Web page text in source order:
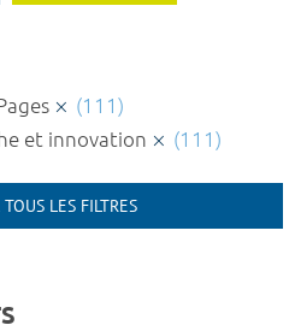
(111)
et innovation
(111)
TOUS LES FILTRES